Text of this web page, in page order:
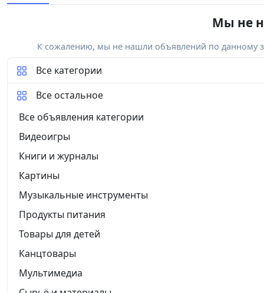
Мы не
К сожалению, мы не нашли объявлений по данному
Все категории
Все остальное
Все объявления категории
Видеоигры
Книги и журналы
Картины
Музыкальные инструменты
Продукты питания
Товары для детей
Канцтовары
Мультимедиа